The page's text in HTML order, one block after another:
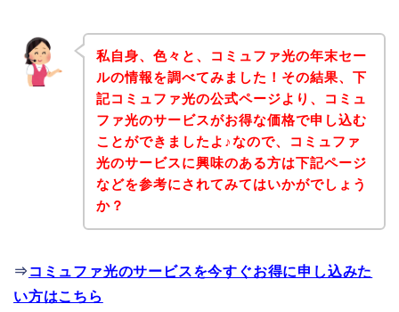
私自身、色々と、コミュファ光の年末セー
ルの情報を調べてみました！その結果、下
記コミュファ光の公式ページより、コミュ
ファ光のサービスがお得な価格で申し込む
ことができましたよ♪なので、コミュファ
光のサービスに興味のある方は下記ページ
などを参考にされてみてはいかがでしょう
か？
⇒ コミュファ光のサービスを今すぐお得に申し込みた
い方はこちら